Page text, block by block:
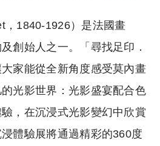
，1840-1926）是法國畫
創始人之一。「尋找足印．
家能從全新角度感受莫內畫
光影世界：光影盛宴配合色
，在沉浸式光影變幻中欣賞
體驗展將通過精彩的360度